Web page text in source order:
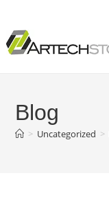
Blog
> Uncategorized >